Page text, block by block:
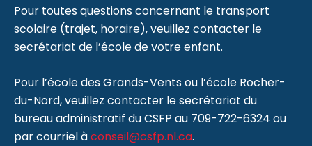
Pour toutes questions concernant le transport
scolaire (trajet, horaire), veuillez contacter le
secrétariat de l’école de votre enfant.
Pour l’école des Grands-Vents ou l’école Rocher-
du-Nord, veuillez contacter le secrétariat du
bureau administratif du CSFP au 709-722-6324 ou
par courriel àconseil@csfp.nl.ca.